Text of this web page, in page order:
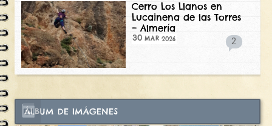
Cerro Los Llanos en
Lucainena de las Torres
– Almería
30 MAR 2026 2
ÁLBUM DE IMÁGENES